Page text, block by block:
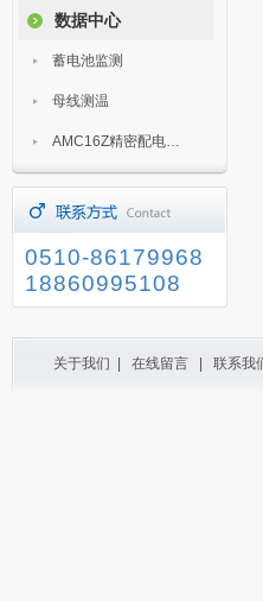
数据中心
蓄电池监测
母线测温
AMC16Z精密配电监控装置
0510-86179968
18860995108
关于我们 在线留言 联系我